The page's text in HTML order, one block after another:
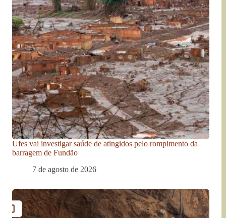
Ufes vai investigar saúde de atingidos pelo rompimento da
barragem de Fundão
7 de agosto de 2026